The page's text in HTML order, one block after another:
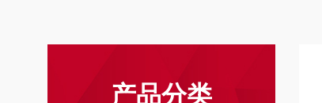
产品分类